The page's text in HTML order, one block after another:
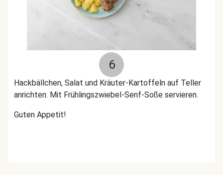
6
Hackbällchen, Salat und Kräuter-Kartoffeln auf Teller
anrichten. Mit Frühlingszwiebel-Senf-Soße servieren.
Guten Appetit!